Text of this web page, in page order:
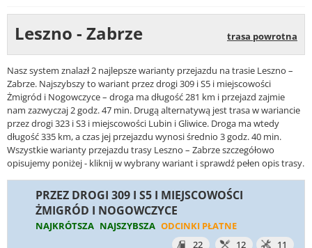
Leszno - Zabrze trasa powrotna
Nasz system znalazł 2 najlepsze warianty przejazdu na trasie Leszno –
Zabrze. Najszybszy to wariant przez drogi 309 i S5 i miejscowości
Żmigród i Nogowczyce – droga ma długość 281 km i przejazd zajmie
nam zazwyczaj 2 godz. 47 min. Drugą alternatywą jest trasa w wariancie
przez drogi 323 i S3 i miejscowości Lubin i Gliwice. Droga ma wtedy
długość 335 km, a czas jej przejazdu wynosi średnio 3 godz. 40 min.
Wszystkie warianty przejazdu trasy Leszno – Zabrze szczegółowo
opisujemy poniżej - kliknij w wybrany wariant i sprawdź pełen opis trasy.
PRZEZ DROGI 309 I S5 I MIEJSCOWOŚCI
ŻMIGRÓD I NOGOWCZYCE
NAJKRÓTSZA NAJSZYBSZA ODCINKI PŁATNE
22
12 11